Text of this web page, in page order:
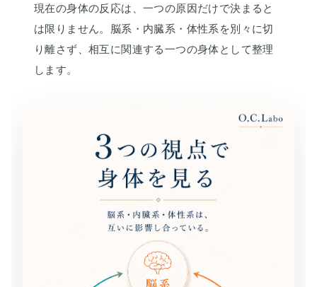
現在の身体の反応は、一つの原因だけで決まると
は限りません。脳系・内臓系・体性系を別々に切
り離さず、相互に関連する一つの身体として整理
します。